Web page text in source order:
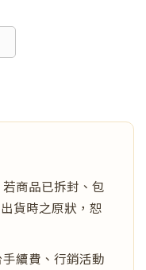
商品已拆封、包
貨時之原狀，恕
續費、行銷活動